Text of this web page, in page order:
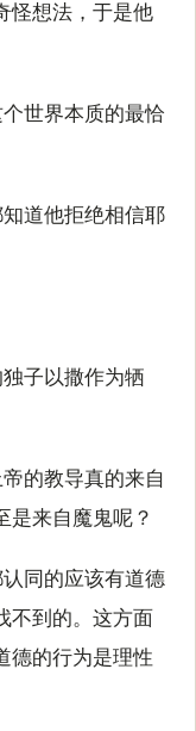
怪想法，于是他
世界本质的最恰
道他拒绝相信耶
子以撒作为牺
的教导真的来自
是来自魔鬼呢？
同的应该有道德
不到的。这方面
德的行为是理性